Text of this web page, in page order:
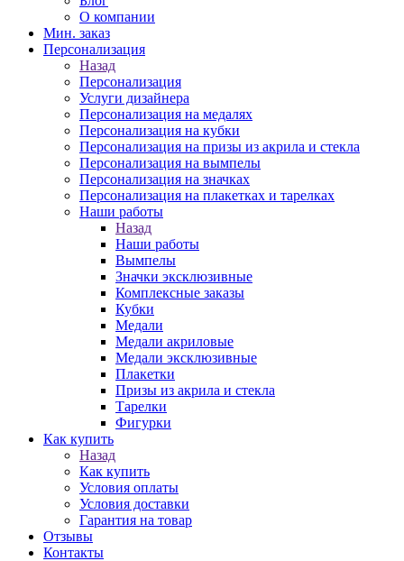
О компании
Мин. заказ
Персонализация
Назад
Персонализация
Услуги дизайнера
Персонализация на медалях
Персонализация на кубки
Персонализация на призы из акрила и стекла
Персонализация на вымпелы
Персонализация на значках
Персонализация на плакетках и тарелках
Наши работы
Назад
Наши работы
Вымпелы
Значки эксклюзивные
Комплексные заказы
Кубки
Медали
Медали акриловые
Медали эксклюзивные
Плакетки
Призы из акрила и стекла
Тарелки
Фигурки
Как купить
Назад
Как купить
Условия оплаты
Условия доставки
Гарантия на товар
Отзывы
Контакты